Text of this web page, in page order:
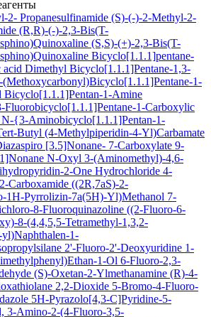
2- Propanesulfinamide (S)-(-)-2-Methyl-2-
(R,R)-(-)-2,3-Bis(T-
(S,S)-(+)-2,3-Bis(T-
Bicyclo[1.1.1]pentane-
acid Dimethyl Bicyclo[1.1.1]Pentane-1,3-
(Methoxycarbonyl)Bicyclo[1.1.1]Pentane-1-
Bicyclo[1.1.1]Pentan-1-Amine
Fluorobicyclo[1.1.1]Pentane-1-Carboxylic
{3-Aminobicyclo[1.1.1]Pentan-1-
Butyl (4-Methylpiperidin-4-Yl)Carbamate
[3.5]Nonane- 7-Carboxylate 9-
N-Oxyl 3-(Aminomethyl)-4,6-
2-One Hydrochloride 4-
Carboxamide ((2R,7aS)-2-
1H-Pyrrolizin-7a(5H)-Yl)Methanol 7-
8-Fluoroquinazoline ((2-Fluoro-6-
8-(4,4,5,5-Tetramethyl-1,3,2-
1-
2'-Fluoro-2'-Deoxyuridine 1-
1-Ol 6-Fluoro-2,3-
(S)-Oxetan-2-Ylmethanamine (R)-4-
2,2-Dioxide 5-Bromo-4-Fluoro-
5H-Pyrazolo[4,3-C]Pyridine-5-
3-Amino-2-(4-Fluoro-3,5-